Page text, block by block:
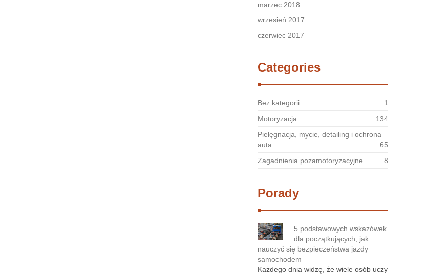
marzec 2018
wrzesień 2017
czerwiec 2017
Categories
Bez kategorii
1
Motoryzacja
134
Pielęgnacja, mycie, detailing i ochrona
auta
65
Zagadnienia pozamotoryzacyjne
8
Porady
5 podstawowych wskazówek
dla początkujących, jak
nauczyć się bezpieczeństwa jazdy
samochodem
Każdego dnia widzę, że wiele osób uczy